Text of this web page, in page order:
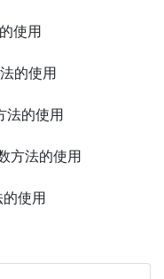
使用
的使用
法的使用
方法的使用
使用